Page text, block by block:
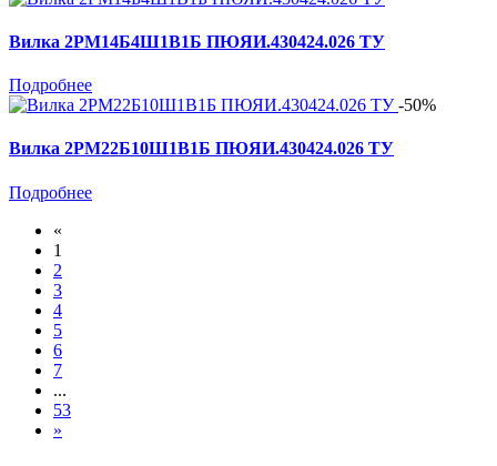
Вилка 2РМ14Б4Ш1В1Б ПЮЯИ.430424.026 ТУ
Подробнее
-50%
Вилка 2РМ22Б10Ш1В1Б ПЮЯИ.430424.026 ТУ
Подробнее
«
1
2
3
4
5
6
7
...
53
»